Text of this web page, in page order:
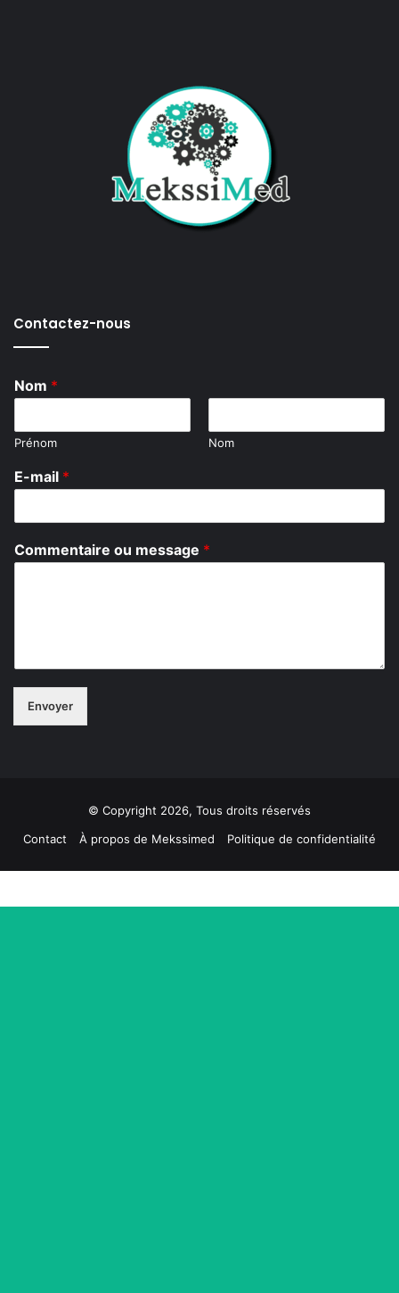
Contactez-nous
Nom *
Prénom Nom
C
o
m
n
o
E-mail *
Commentaire ou message *
Envoyer
© Copyright 2026, Tous droits réservés
Contact
À propos de Mekssimed Politique de confidentialité